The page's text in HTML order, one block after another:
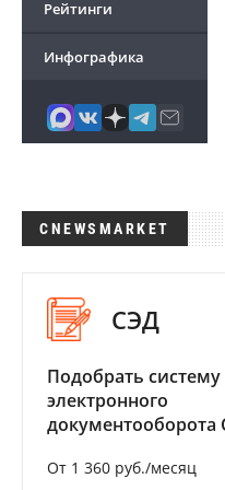
Рейтинги
Инфографика
CNEWSMARKET
СЭД
Подобрать систему
электронного
документооборота
От 1 360 руб./месяц